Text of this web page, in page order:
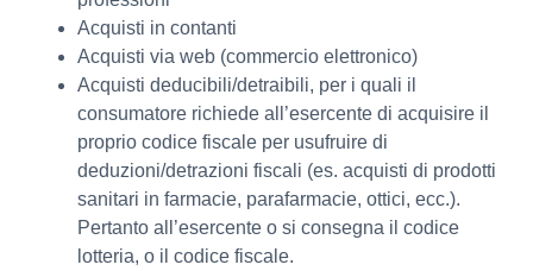
Acquisti in contanti
Acquisti via web (commercio elettronico)
Acquisti deducibili/detraibili, per i quali il
consumatore richiede all’esercente di acquisire il
proprio codice fiscale per usufruire di
deduzioni/detrazioni fiscali (es. acquisti di prodotti
sanitari in farmacie, parafarmacie, ottici, ecc.).
Pertanto all’esercente o si consegna il codice
lotteria, o il codice fiscale.